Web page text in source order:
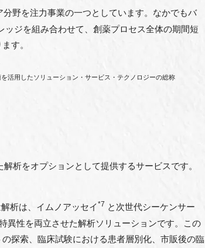
野を注⼒事業の⼀つとしています。なかでもバ
ッジを組み合わせて、創薬プロセス全体の期間短
す。
活⽤したソリューション・サービス・テクノロジーの総称
析をオプションとして提供するサービスです。
析は、イムノアッセイ*7 と次世代シーケンサー
異性を両⽴させた解析ソリューションです。この
探索、臨床試験における患者層別化、市販後の臨